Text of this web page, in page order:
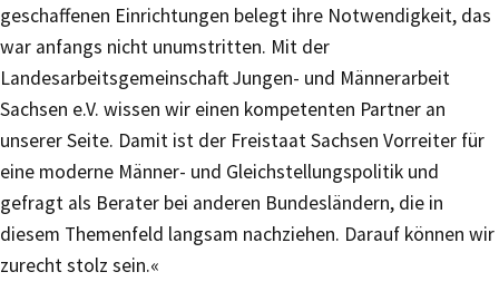
geschaffenen Einrichtungen belegt ihre Notwendigkeit, das
war anfangs nicht unumstritten. Mit der
Landesarbeitsgemeinschaft Jungen- und Männerarbeit
Sachsen e.V. wissen wir einen kompetenten Partner an
unserer Seite. Damit ist der Freistaat Sachsen Vorreiter für
eine moderne Männer- und Gleichstellungspolitik und
gefragt als Berater bei anderen Bundesländern, die in
diesem Themenfeld langsam nachziehen. Darauf können wir
zurecht stolz sein.«